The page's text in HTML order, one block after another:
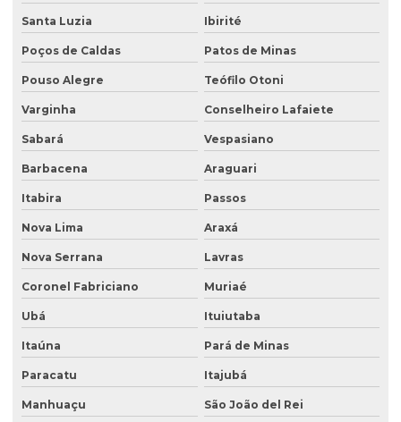
Empresa de análise de solo
Empresa de análise de solo e sedimento
Empresa coleta de efluentes
Empresa de ensaio percolação do solo
Empresa de ensaio de permeabilidade do solo
Empresa de ensaios de solos
Empresa especialista em sondagens de solo
Empresa especializada em consultoria ambiental
Empresa que faz análise de água
Empresa que faz análise de solo
Empresa de retirada de tanque subterrâneo
Empresa de retirada de tanques
Santa Luzia Ibirité
Poços de Caldas Patos de Minas
Pouso Alegre Teófilo Otoni
Varginha Conselheiro Lafaiete
Sabará Vespasiano
Barbacena Araguari
Itabira Passos
Nova Lima Araxá
Nova Serrana Lavras
Coronel Fabriciano Muriaé
Ubá Ituiutaba
Itaúna Pará de Minas
Paracatu Itajubá
Manhuaçu São João del Rei